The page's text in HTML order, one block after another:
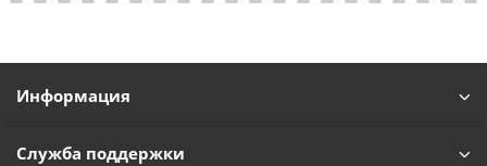
Информация
Служба поддержки